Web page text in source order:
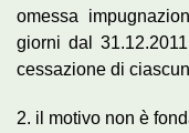
omessa
giorni dal
cessazione di
2. il motivo non è